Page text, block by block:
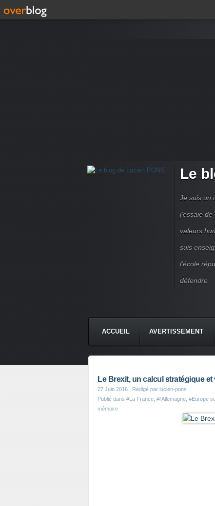
Le
Je suis un
j'essaie de
valeurs
suis
l’école
défendre
ACCUEIL AVERTISSEMENT
Le Brexit, un calcul stratégique et
27 Juin 2016 , Rédigé par lucien-pons
Publié dans #La France #l'Allemagne #Europe
mémoire